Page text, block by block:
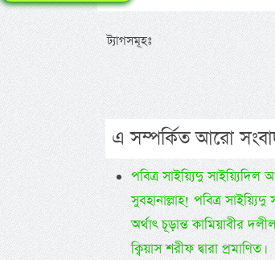
ট্যাগসমূহঃ
এ সম্পর্কিত আরো
পবিত্র সাইয়্যিদু সাইয়্যিদিল
সুবহানাল্লাহ! পবিত্র
অর্থাৎ চূড়ান্ত কামিয়াবীর
ক্বিয়াস শরীফ দ্বারা প্রমাণিত।